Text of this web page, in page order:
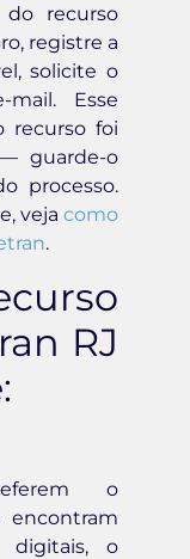
recurso
registre a
solicite o
Esse
recurso foi
guarde-o
processo.
veja como
.
RJ
o
encontram
digitais, o